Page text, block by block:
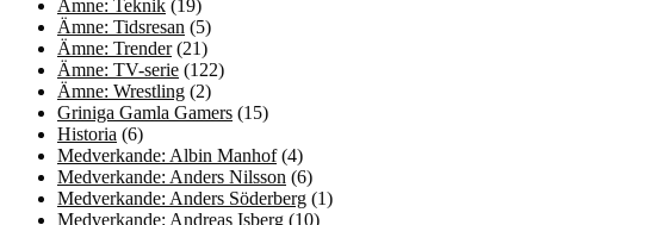
Ämne: Teknik (19)
Ämne: Tidsresan (5)
Ämne: Trender(21)
Ämne: TV-serie (122)
Ämne: Wrestling (2)
Griniga Gamla Gamers (15)
Historia (6)
Medverkande: Albin Manhof(4)
Medverkande: Anders Nilsson (6)
Medverkande: Anders Söderberg (1)
Medverkande: Andreas Isberg (10)